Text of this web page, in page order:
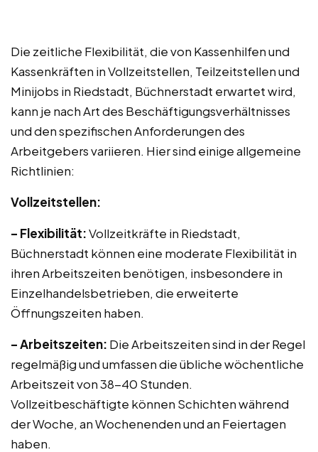
Die zeitliche Flexibilität, die von Kassenhilfen und
Kassenkräften in Vollzeitstellen, Teilzeitstellen und
Minijobs in Riedstadt, Büchnerstadt erwartet wird,
kann je nach Art des Beschäftigungsverhältnisses
und den spezifischen Anforderungen des
Arbeitgebers variieren. Hier sind einige allgemeine
Richtlinien:
Vollzeitstellen:
– Flexibilität:Vollzeitkräfte in Riedstadt,
Büchnerstadt können eine moderate Flexibilität in
ihren Arbeitszeiten benötigen, insbesondere in
Einzelhandelsbetrieben, die erweiterte
Öffnungszeiten haben.
– Arbeitszeiten: Die Arbeitszeiten sind in der Regel
regelmäßig und umfassen die übliche wöchentliche
Arbeitszeit von 38-40 Stunden.
Vollzeitbeschäftigte können Schichten während
der Woche, an Wochenenden und an Feiertagen
haben.